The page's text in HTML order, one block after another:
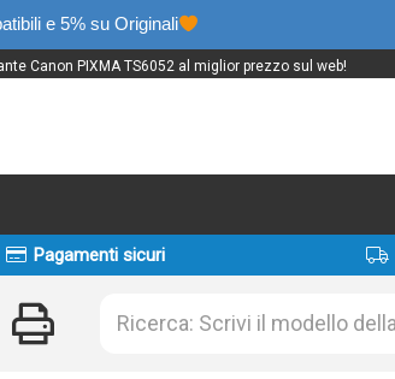
e 5% su Originali
Canon PIXMA TS6052 al miglior prezzo sul web!
Pagamenti sicuri